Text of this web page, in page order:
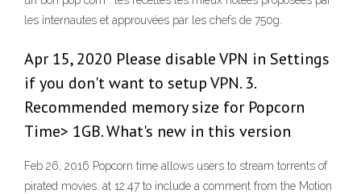
les internautes et approuvées par les chefs de 750g.
Apr 15, 2020 Please disable VPN in Settings
if you don't want to setup VPN. 3.
Recommended memory size for Popcorn
Time> 1GB. What's new in this version
Feb 26, 2016 Popcorn time allows users to stream torrents of
pirated movies. at 12:47 to include a comment from the Motion